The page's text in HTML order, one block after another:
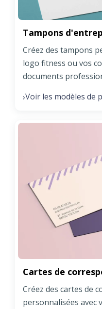
Tampons
Créez des tampons
logo fitness ou vos
documents
›Voir les modèles de
Cartes de
Créez des cartes de
personnalisées